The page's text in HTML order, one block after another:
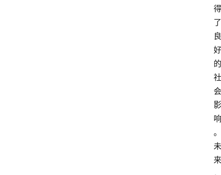
得
了
良
好
的
社
会
影
响
。
未
来